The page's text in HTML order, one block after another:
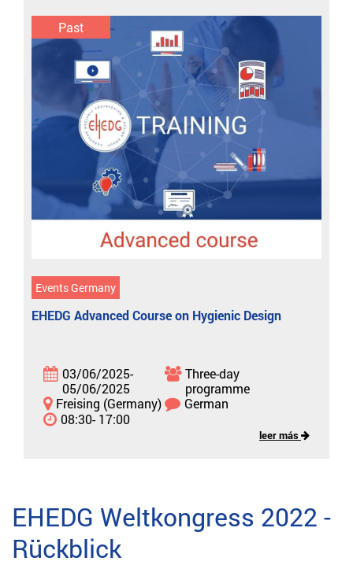
Past
Events Germany
EHEDG Advanced Course on Hygienic Design
03/06/2025-
05/06/2025
Three-day
programme
Freising (Germany)
German
08:30- 17:00
leer más
EHEDG Weltkongress 2022 -
Rückblick